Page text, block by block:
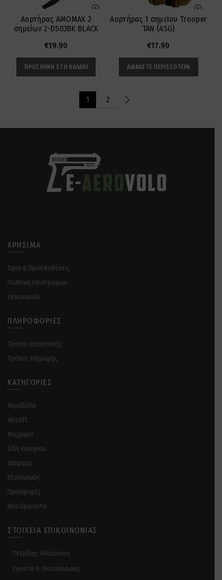
Αορτήρας AMOMAX 2
σημείων 2-DS03BK BLACK
€19.90
ΠΡΟΣΘΉΚΗ ΣΤΟ ΚΑΛΆΘΙ
Αορτήρας 1 σημείου Trooper
ΤΑΝ (ASG)
€17.90
ΔΙΑΒΆΣΤΕ ΠΕΡΙΣΣΌΤΕΡΑ
1 2
ΧΡΉΣΙΜΑ
Όροι & Προϋποθέσεις
Πολιτική επιστροφών
Επικοινωνία
ΠΛΗΡΟΦΟΡΊΕΣ
Tρόποι αποστολής
Tρόποι πληρωμής
ΚΑΤΗΓΟΡΊΕΣ
Αεροβόλα
Airsoft
Μαχαίρια
Είδη Κυνηγιού
Διάφορα
Eξοπλισμός
Προσφορές
Νέα Προϊόντα
ΣΤΟΙΧΕΊΑ ΕΠΙΚΟΙΝΩΝΊΑΣ
Πετρίδης Αθανάσιος
Εγνατία 9, Θεσσαλονίκη